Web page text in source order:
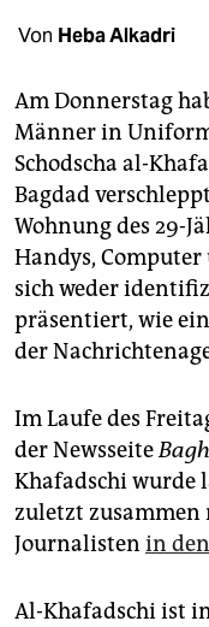
fragen & hilfe
abo
genossenschaft
epaper login
Von Heba Alkadri
Am Donnerstag
Männer in
Schodscha al-
Bagdad
Wohnung des 29-
Handys,
sich weder
präsentiert, wie
der
Im Laufe des
der Newsseite
Khafadschi wurde
zuletzt
Journalisten in
Al-Khafadschi ist